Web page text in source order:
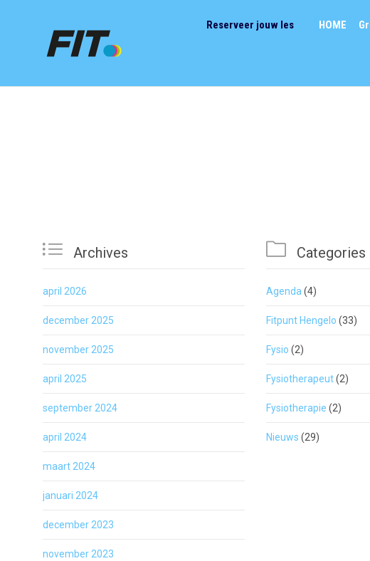
Reserveer jouw les HOME
 Archives
april 2026
december 2025
november 2025
april 2025
september 2024
april 2024
maart 2024
januari 2024
december 2023
november 2023
 Categories
Agenda (4)
Fitpunt Hengelo (33)
Fysio (2)
Fysiotherapeut(2)
Fysiotherapie (2)
Nieuws (29)